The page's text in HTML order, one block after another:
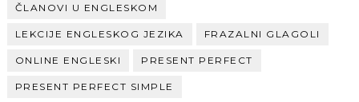
ČLANOVI U ENGLESKOM
LEKCIJE ENGLESKOG JEZIKA FRAZALNI GLAGOLI
ONLINE ENGLESKI PRESENT PERFECT
PRESENT PERFECT SIMPLE